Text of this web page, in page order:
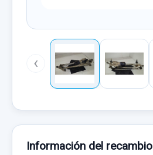
‹
Información del recambio